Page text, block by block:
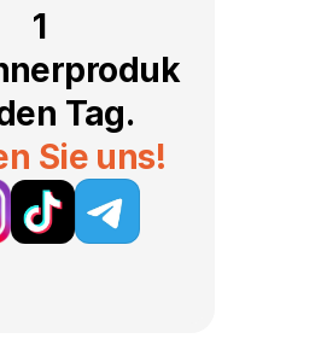
1
Tag.
Sie uns!